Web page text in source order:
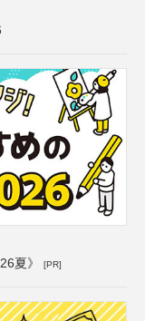
夏》 [PR]